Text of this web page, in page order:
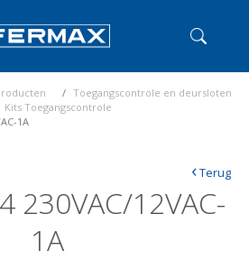
Toegangscontrole en deursloten
Kits Toegangscontrole
1A
230VAC/12VAC-
1A
‹Terug